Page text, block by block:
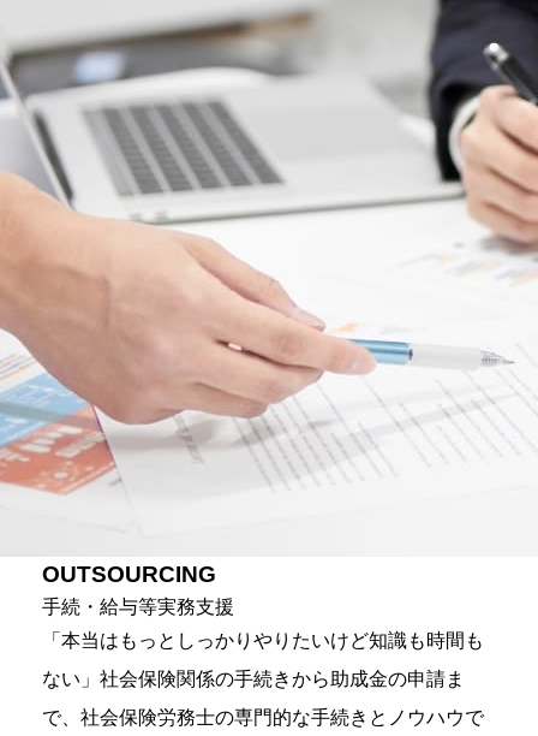
OUTSOURCING
手続・給与等実務支援
「本当はもっとしっかりやりたいけど知識も時間も
ない」社会保険関係の手続きから助成金の申請ま
で、社会保険労務士の専門的な手続きとノウハウで